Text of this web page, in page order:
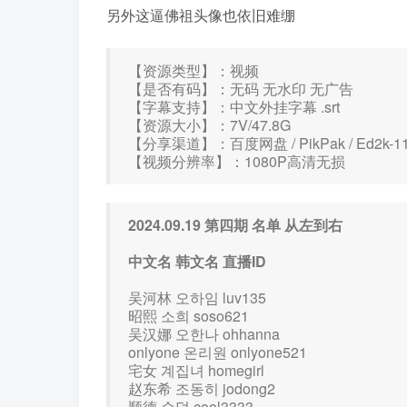
另外这逼佛祖头像也依旧难绷
【资源类型】：视频
【是否有码】：无码 无水印 无广告
【字幕支持】：中文外挂字幕 .srt
【资源大小】：7V/47.8G
【分享渠道】：百度网盘 / PikPak / Ed2k-
【视频分辨率】：1080P高清无损
2024.09.19 第四期 名单 从左到右
中文名 韩文名 直播ID
吴河林 오하임 luv135
昭熙 소희 soso621
吴汉娜 오한나 ohhanna
onlyone 온리원 onlyone521
宅女 계집녀 homegirl
赵东希 조동히 jodong2